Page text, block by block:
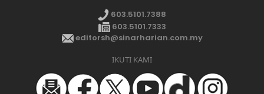
603.5101.7388
603.5101.7333
editorsh@sinarharian.com.my
IKUTI KAMI